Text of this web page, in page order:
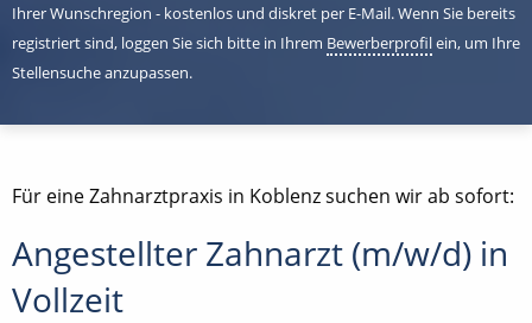
Ihrer Wunschregion - kostenlos und diskret per E-Mail. Wenn Sie bereits
registriert sind, loggen Sie sich bitte in Ihrem Bewerberprofilein, um Ihre
Stellensuche anzupassen.
Für eine Zahnarztpraxis in Koblenz suchen wir ab sofort:
Angestellter Zahnarzt (m/w/d) in
Vollzeit